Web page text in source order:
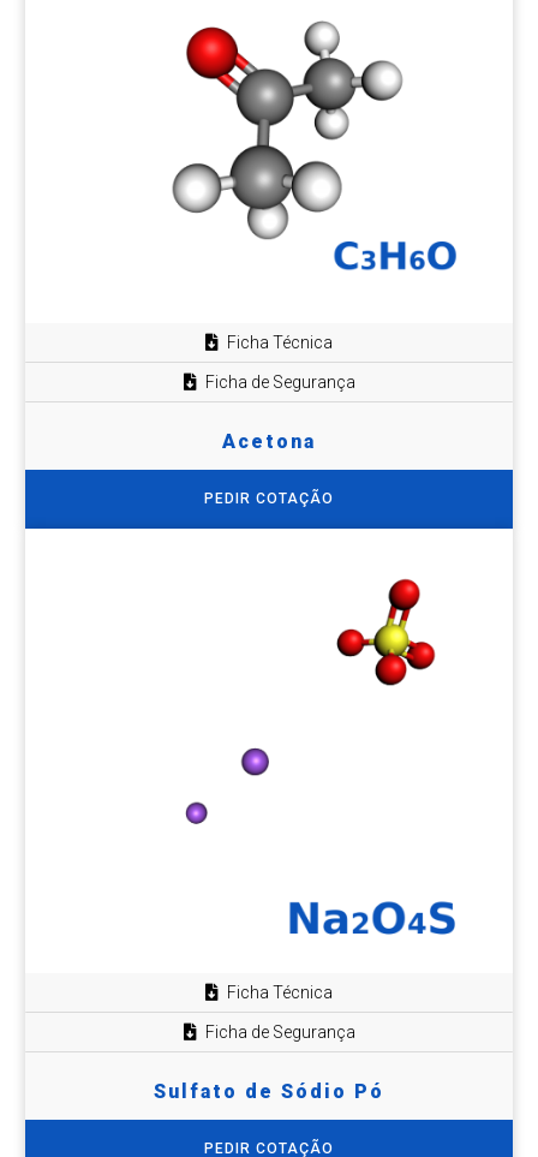
Ficha Técnica
Ficha de Segurança
Acetona
PEDIR COTAÇÃO
Ficha Técnica
Ficha de Segurança
Sulfato de Sódio Pó
PEDIR COTAÇÃO